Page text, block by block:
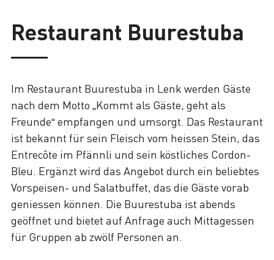
Restaurant Buurestuba
Im Restaurant Buurestuba in Lenk werden Gäste
nach dem Motto „Kommt als Gäste, geht als
Freunde“ empfangen und umsorgt. Das Restaurant
ist bekannt für sein Fleisch vom heissen Stein, das
Entrecôte im Pfännli und sein köstliches Cordon-
Bleu. Ergänzt wird das Angebot durch ein beliebtes
Vorspeisen- und Salatbuffet, das die Gäste vorab
geniessen können. Die Buurestuba ist abends
geöffnet und bietet auf Anfrage auch Mittagessen
für Gruppen ab zwölf Personen an.